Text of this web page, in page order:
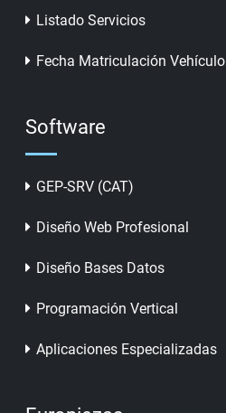
Listado Servicios
Fecha Matriculación Vehículo
Software
GEP-SRV (CAT)
Diseño Web Profesional
Diseño Bases Datos
Programación Vertical
Aplicaciones Especializadas